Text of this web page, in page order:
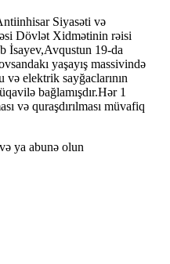
Siyasəti və
Dövlət Xidmətinin rəisi
İsayev,Avqustun 19-da
yaşayış massivində
və elektrik sayğaclarının
bağlamışdır.Hər 1
və quraşdırılması müvafiq
ya abunə olun